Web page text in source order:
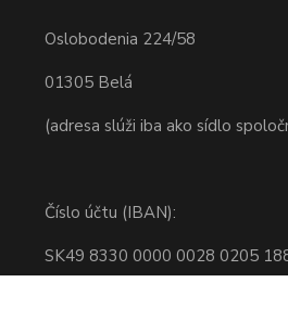
Oslobodenia 224/58
01305 Belá
(adresa slúži iba ako sídlo
Číslo účtu (IBAN):
SK49 8330 0000 0028 0205